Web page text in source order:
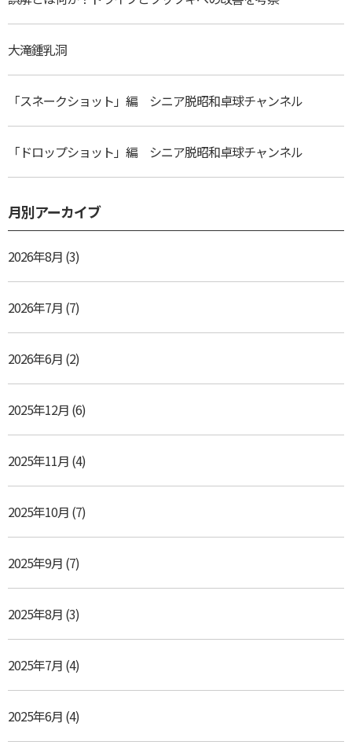
大滝鍾乳洞
「スネークショット」編 シニア脱昭和卓球チャンネル
「ドロップショット」編 シニア脱昭和卓球チャンネル
月別アーカイブ
2026年8月 (3)
2026年7月 (7)
2026年6月 (2)
2025年12月 (6)
2025年11月 (4)
2025年10月 (7)
2025年9月 (7)
2025年8月 (3)
2025年7月 (4)
2025年6月 (4)